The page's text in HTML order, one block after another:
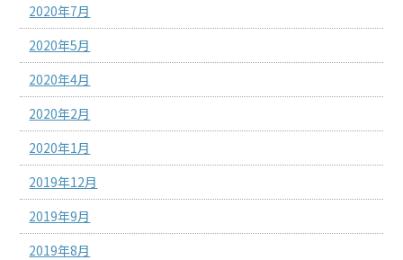
2020年7月
2020年5月
2020年4月
2020年2月
2020年1月
2019年12月
2019年9月
2019年8月